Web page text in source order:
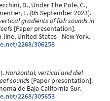
D., Under The Pole, C.,
E. (05 September 2023).
gradients of fish sounds in
[Paper presentation].
line, United States - New York.
2268/306258
Horizontal, vertical and diel
sounds [Paper presentation].
de Baja California Sur.
2268/305653